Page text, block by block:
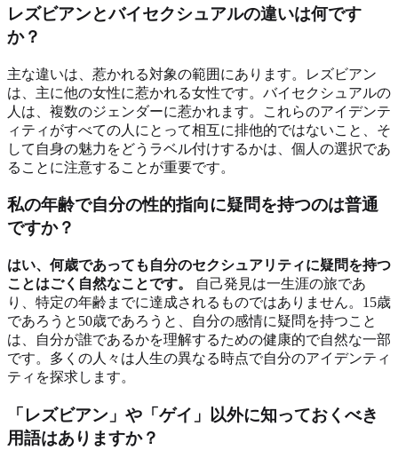
レズビアンとバイセクシュアルの違いは何です
か？
主な違いは、惹かれる対象の範囲にあります。レズビアン
は、主に他の女性に惹かれる女性です。バイセクシュアルの
人は、複数のジェンダーに惹かれます。これらのアイデンテ
ィティがすべての人にとって相互に排他的ではないこと、そ
して自身の魅力をどうラベル付けするかは、個人の選択であ
ることに注意することが重要です。
私の年齢で自分の性的指向に疑問を持つのは普通
ですか？
はい、何歳であっても自分のセクシュアリティに疑問を持つ
ことはごく自然なことです。
自己発見は一生涯の旅であ
り、特定の年齢までに達成されるものではありません。15歳
であろうと50歳であろうと、自分の感情に疑問を持つこと
は、自分が誰であるかを理解するための健康的で自然な一部
です。多くの人々は人生の異なる時点で自分のアイデンティ
ティを探求します。
「レズビアン」や「ゲイ」以外に知っておくべき
用語はありますか？